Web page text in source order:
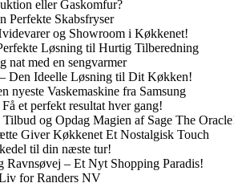
eller Gaskomfur?
Perfekte Skabsfryser
og Showroom i Køkkenet!
Løsning til Hurtig Tilberedning
nat med en sengvarmer
Den Ideelle Løsning til Dit Køkken!
nyeste Vaskemaskine fra Samsung
et perfekt resultat hver gang!
Tilbud og Opdag Magien af Sage The
Giver Køkkenet Et Nostalgisk Touch
til din næste tur!
Ravnsøvej – Et Nyt Shopping Paradis!
for Randers NV